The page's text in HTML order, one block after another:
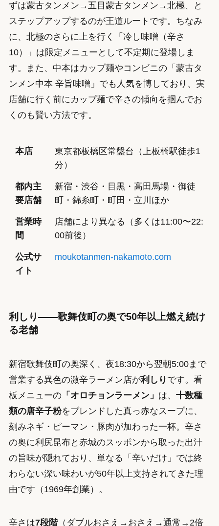
ずは蒙古タンメン→五目蒙古タンメン→北極、と
ステップアップするのが王道ルートです。ちなみ
に、北極のさらに上を行く「冷し味噌（辛さ
10）」は限定メニューとして不定期に登場しま
す。また、中本はカップ麺やコンビニの「蒙古タ
ンメン中本 辛旨味噌」でも人気を博しており、実
店舗に行く前にカップ麺で辛さの傾向を掴んでお
くのも賢い方法です。
本店
東京都板橋区常盤台（上板橋駅徒歩1
分）
都内主
要店舗
新宿・渋谷・目黒・高田馬場・御徒
町・錦糸町・町田・立川ほか
営業時
間
店舗により異なる（多くは11:00〜22:
00前後）
公式サ
イト
moukotanmen-nakamoto.com
利しり——歌舞伎町の奥で50年以上燃え続け
る老舗
新宿歌舞伎町の奥深く、夜18:30から翌朝5:00まで
営業する異色の激辛ラーメン店が利しり です。看
板メニューの「オロチョンラーメン」 は、 十数種
類の唐辛子粉をブレンドした真っ赤なスープに、
刻みネギ・ピーマン・豚肉が加わった一杯。辛さ
の奥に利尻昆布と赤城のスッポンから取った出汁
の旨味が隠れており、単なる「辛いだけ」では終
わらない深い味わいが50年以上支持されてきた理
由です（1969年創業）。
辛さは7段階（ダブルおさえ→おさえ→通常→2倍